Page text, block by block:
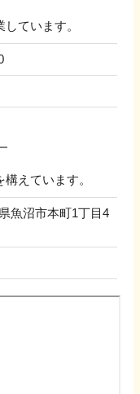
ています。
えています。
魚沼市本町1丁目4